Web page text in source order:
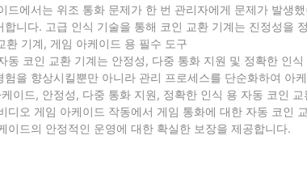
드에서는 위조 통화 문제가 한 번 관리자에게 문제가 발생
니다. 고급 인식 기술을 통해 코인 교환 기계는 진정성을
환 기계, 게임 아케이드 용 필수 도구
동 코인 교환 기계는 안정성, 다중 통화 지원 및 정확한 인
을 향상시킬뿐만 아니라 관리 프로세스를 단순화하여 아
이드, 안정성, 다중 통화 지원, 정확한 인식 용 자동 코인 교
디오 게임 아케이드 작동에서 게임 통화에 대한 자동 코인
이드의 안정적인 운영에 대한 확실한 보장을 제공합니다.